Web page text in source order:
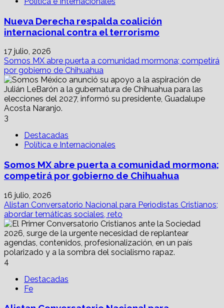
Nueva Derecha respalda coalición
internacional contra el terrorismo
17 julio, 2026
Somos MX abre puerta a comunidad mormona; competirá
por gobierno de Chihuahua
3
Destacadas
Política e Internacionales
Somos MX abre puerta a comunidad mormona;
competirá por gobierno de Chihuahua
16 julio, 2026
Alistan Conversatorio Nacional para Periodistas Cristianos;
abordar temáticas sociales, reto
4
Destacadas
Fe